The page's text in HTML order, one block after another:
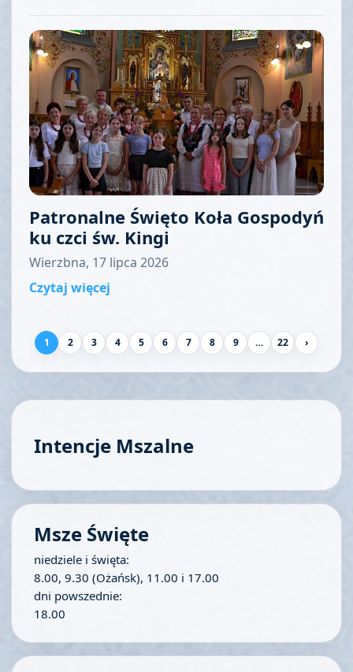
Patronalne Święto Koła Gospodyń
ku czci św. Kingi
Wierzbna, 17 lipca 2026
Czytaj więcej
1 2 3 4 5 6 7 8 9 … 22 ›
Intencje Mszalne
Msze Święte
niedziele i święta:
8.00, 9.30 (Ożańsk), 11.00 i 17.00
dni powszednie:
18.00